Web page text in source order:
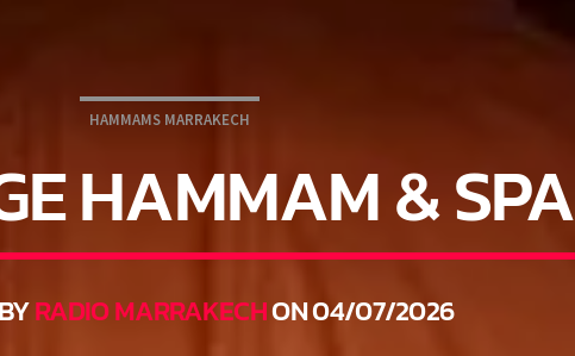
HAMMAMS MARRAKECH
HAMMAM & SPA
RADIO MARRAKECHON 04/07/2026